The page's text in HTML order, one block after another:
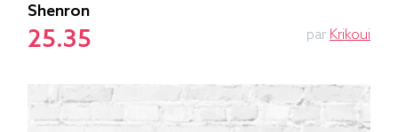
Shenron
25.35 par Krikoui